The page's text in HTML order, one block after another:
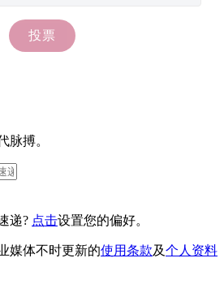
脉搏。
递? 点击设置您的偏好。
媒体不时更新的使用条款及个人资料